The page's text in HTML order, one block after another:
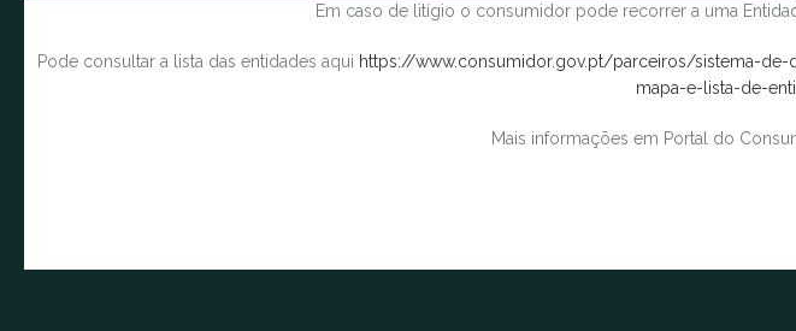
Em caso de litígio o consumidor pode recorrer a uma
Pode consultar a lista das entidades aqui https://www.consumidor.gov.pt/parceiros/sistema-
mapa-e-lista-de-
Mais informações em Portal do